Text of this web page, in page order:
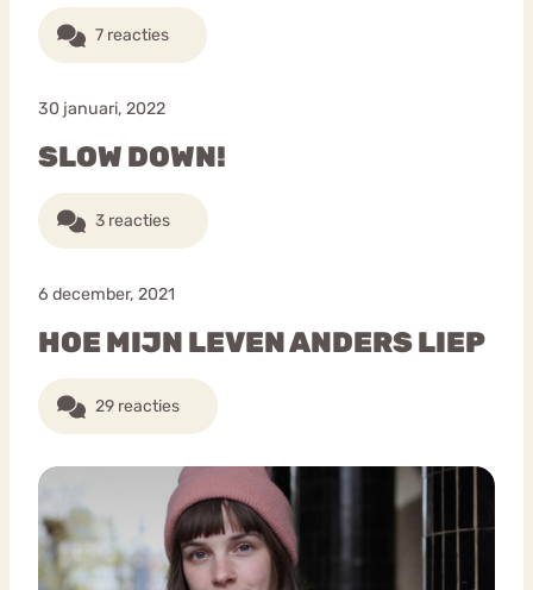
7 reacties
30 januari, 2022
SLOW DOWN!
3 reacties
6 december, 2021
HOE MIJN LEVEN ANDERS LIEP
29 reacties